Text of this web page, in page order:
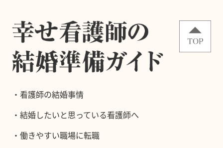
看護師の結婚事情
結婚したいと思っている看護師へ
働きやすい職場に転職